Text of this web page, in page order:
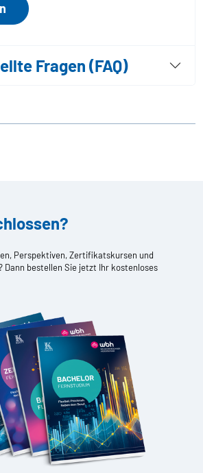
Fragen (FAQ)
Perspektiven, Zertifikatskursen und
Dann bestellen Sie jetzt Ihr kostenloses